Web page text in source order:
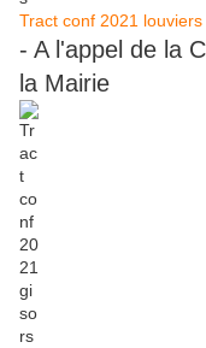
Tract conf 2021 louviers
- A l'appel de la
la Mairie